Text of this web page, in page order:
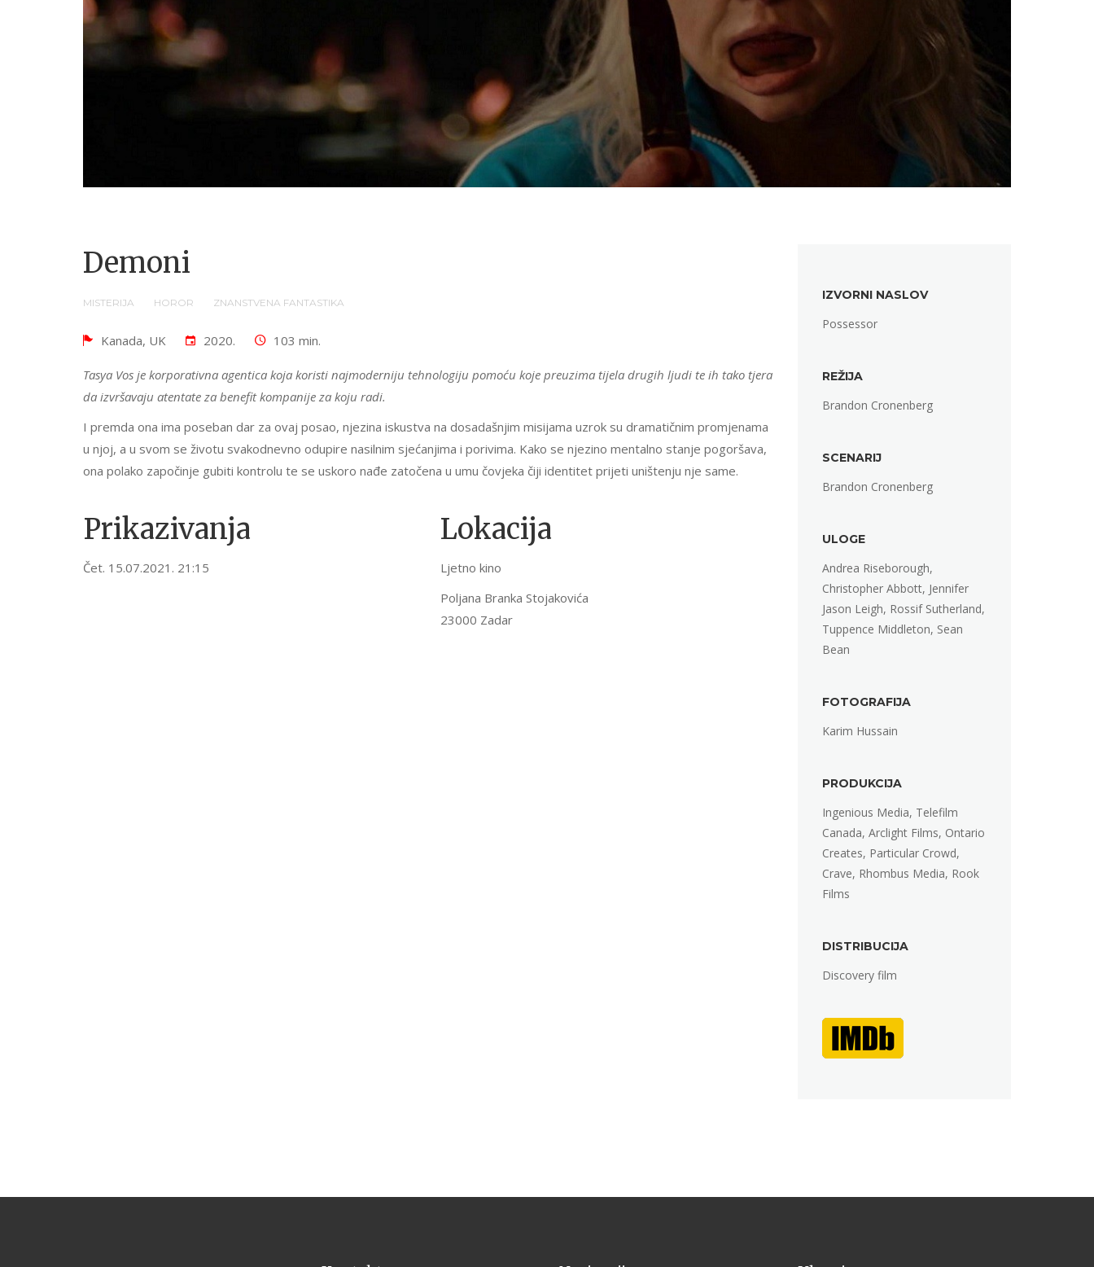
Demoni
MISTERIJA HOROR ZNANSTVENA FANTASTIKA
Kanada, UK 2020. 103 min.
Tasya Vos je korporativna agentica koja koristi najmoderniju tehnologiju pomoću koje preuzima tijela drugih ljudi te ih tako tjera
da izvršavaju atentate za benefit kompanije za koju radi.
I premda ona ima poseban dar za ovaj posao, njezina iskustva na dosadašnjim misijama uzrok su dramatičnim promjenama
u njoj, a u svom se životu svakodnevno odupire nasilnim sjećanjima i porivima. Kako se njezino mentalno stanje pogoršava,
ona polako započinje gubiti kontrolu te se uskoro nađe zatočena u umu čovjeka čiji identitet prijeti uništenju nje same.
Prikazivanja
Čet. 15.07.2021. 21:15
Lokacija
Ljetno kino
Poljana Branka Stojakovića
23000 Zadar
IZVORNI NASLOV
Possessor
REŽIJA
Brandon Cronenberg
SCENARIJ
Brandon Cronenberg
ULOGE
Andrea Riseborough,
Christopher Abbott, Jennifer
Jason Leigh, Rossif Sutherland,
Tuppence Middleton, Sean
Bean
FOTOGRAFIJA
Karim Hussain
PRODUKCIJA
Ingenious Media, Telefilm
Canada, Arclight Films, Ontario
Creates, Particular Crowd,
Crave, Rhombus Media, Rook
Films
DISTRIBUCIJA
Discovery film